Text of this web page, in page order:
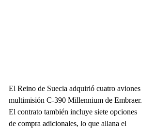
El Reino de Suecia adquirió cuatro aviones
multimisión C-390 Millennium de Embraer.
El contrato también incluye siete opciones
de compra adicionales, lo que allana el